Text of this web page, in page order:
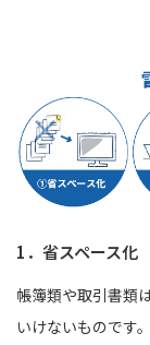
1．省スペース化
帳簿類や取引書類
いけないものです